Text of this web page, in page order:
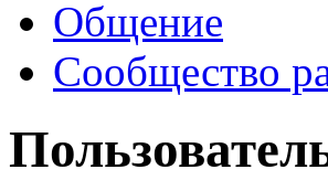
Общение
Сообщество